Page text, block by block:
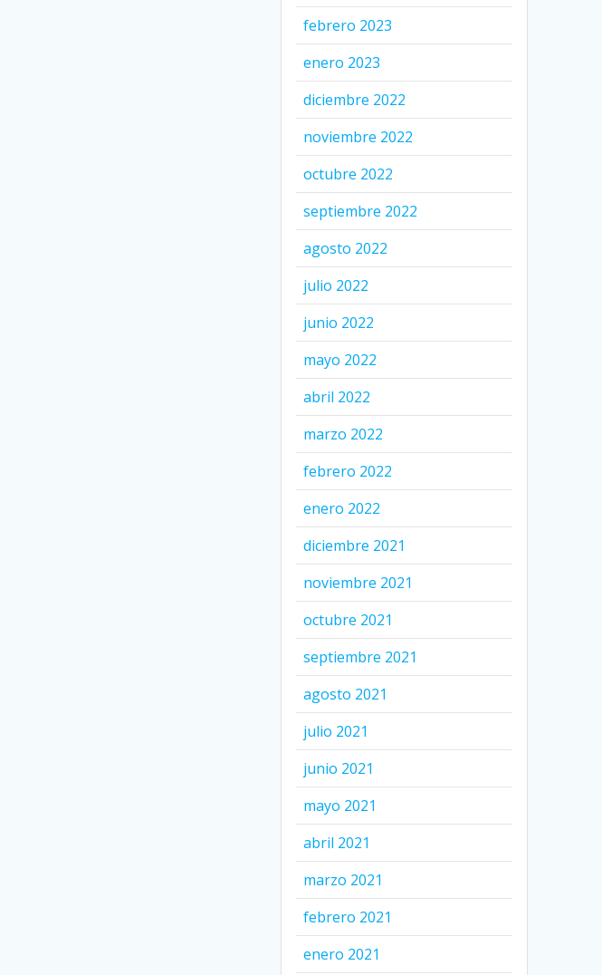
febrero 2023
enero 2023
diciembre 2022
noviembre 2022
octubre 2022
septiembre 2022
agosto 2022
julio 2022
junio 2022
mayo 2022
abril 2022
marzo 2022
febrero 2022
enero 2022
diciembre 2021
noviembre 2021
octubre 2021
septiembre 2021
agosto 2021
julio 2021
junio 2021
mayo 2021
abril 2021
marzo 2021
febrero 2021
enero 2021